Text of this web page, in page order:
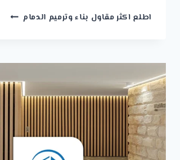
اطلع اكثر مقاول بناء وترميم الدمام تركيب
ت:
بديل
الرخام